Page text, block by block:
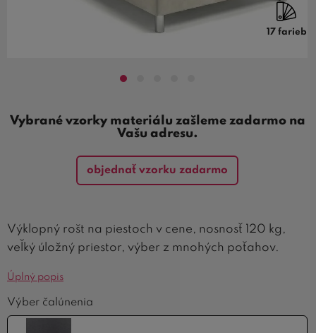
Výklopný rošt na piestoch v cene, nosnosť 120 kg,
veľký úložný priestor, výber z mnohých poťahov.
Úplný popis
Výber čalúnenia
17 farieb
Vybrané vzorky materiálu zašleme zadarmo na
Vašu adresu.
objednať vzorku zadarmo